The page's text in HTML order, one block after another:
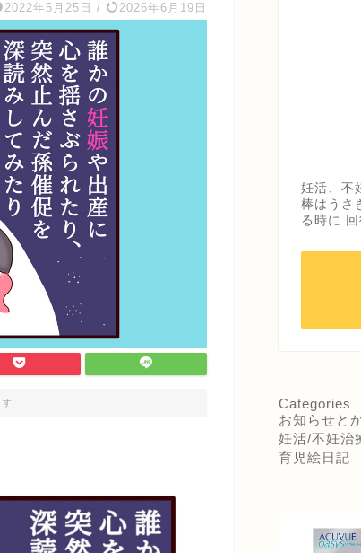
2022年5月25日 / 2026年6月19日
妊活、不
棒はうさ
る時に 回
Categories
お知らせと
妊活/不妊治
育児絵日記